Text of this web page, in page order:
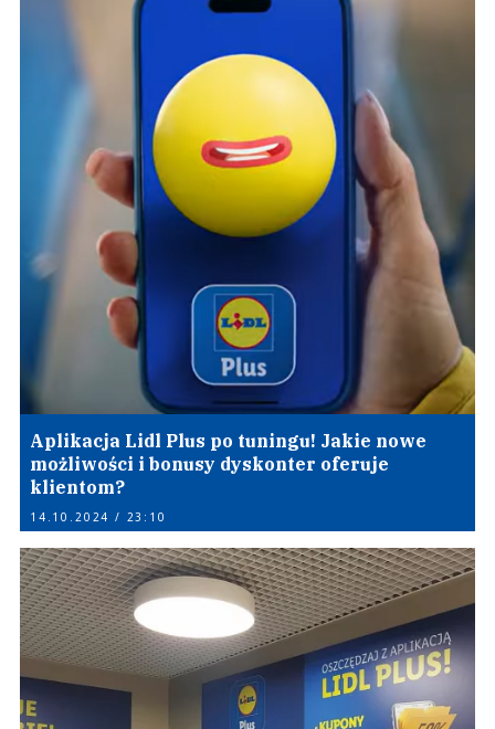
Aplikacja Lidl Plus po tuningu! Jakie nowe
możliwości i bonusy dyskonter oferuje
klientom?
14.10.2024 / 23:10